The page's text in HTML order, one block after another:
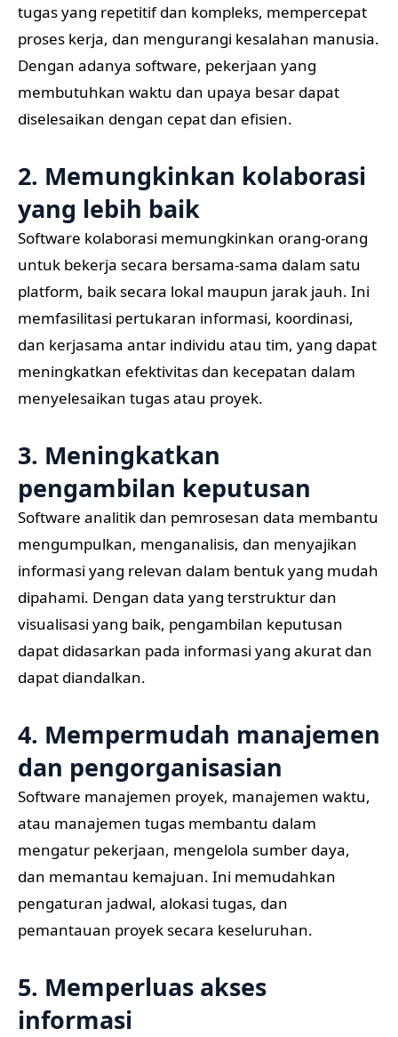
tugas yang repetitif dan kompleks, mempercepat
proses kerja, dan mengurangi kesalahan manusia.
Dengan adanya software, pekerjaan yang
membutuhkan waktu dan upaya besar dapat
diselesaikan dengan cepat dan efisien.
2. Memungkinkan kolaborasi
yang lebih baik
Software kolaborasi memungkinkan orang-orang
untuk bekerja secara bersama-sama dalam satu
platform, baik secara lokal maupun jarak jauh. Ini
memfasilitasi pertukaran informasi, koordinasi,
dan kerjasama antar individu atau tim, yang dapat
meningkatkan efektivitas dan kecepatan dalam
menyelesaikan tugas atau proyek.
3. Meningkatkan
pengambilan keputusan
Software analitik dan pemrosesan data membantu
mengumpulkan, menganalisis, dan menyajikan
informasi yang relevan dalam bentuk yang mudah
dipahami. Dengan data yang terstruktur dan
visualisasi yang baik, pengambilan keputusan
dapat didasarkan pada informasi yang akurat dan
dapat diandalkan.
4. Mempermudah manajemen
dan pengorganisasian
Software manajemen proyek, manajemen waktu,
atau manajemen tugas membantu dalam
mengatur pekerjaan, mengelola sumber daya,
dan memantau kemajuan. Ini memudahkan
pengaturan jadwal, alokasi tugas, dan
pemantauan proyek secara keseluruhan.
5. Memperluas akses
informasi